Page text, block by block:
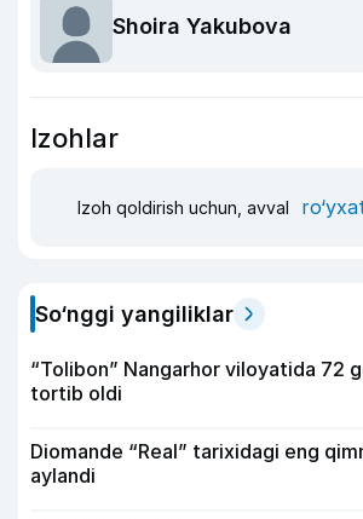
Shoira Yakubova
Izohlar
Izoh qoldirish uchun, avval
So‘nggi yangiliklar
“Tolibon” Nangarhor viloyatida 72
tortib oldi
Diomande “Real” tarixidagi eng
aylandi